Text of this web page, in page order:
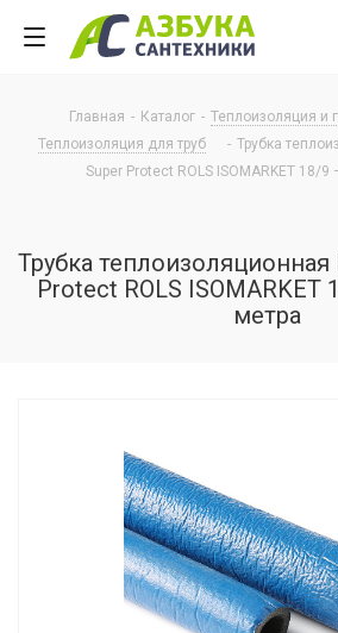
Главная - Каталог - Теплоизоляция и
Теплоизоляция для труб
- Трубка
Super Protect ROLS ISOMARKET 18/
Трубка теплоизоляционная
Protect ROLS ISOMARKET
метра